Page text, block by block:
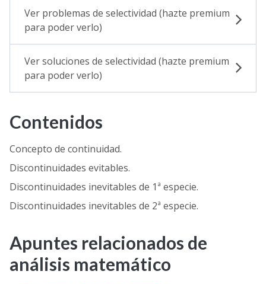
Ver problemas de selectividad (hazte premium
para poder verlo)
Ver soluciones de selectividad (hazte premium
para poder verlo)
Contenidos
Concepto de continuidad.
Discontinuidades evitables.
Discontinuidades inevitables de 1ª especie.
Discontinuidades inevitables de 2ª especie.
Apuntes relacionados de
análisis matemático